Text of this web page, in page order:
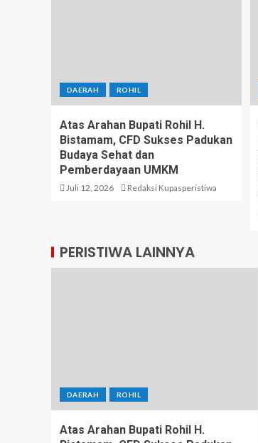
DAERAH ROHIL
Atas Arahan Bupati Rohil H.
Bistamam, CFD Sukses Padukan
Budaya Sehat dan
Pemberdayaan UMKM
Juli 12, 2026 Redaksi Kupasperistiwa
PERISTIWA LAINNYA
DAERAH ROHIL
Atas Arahan Bupati Rohil H.